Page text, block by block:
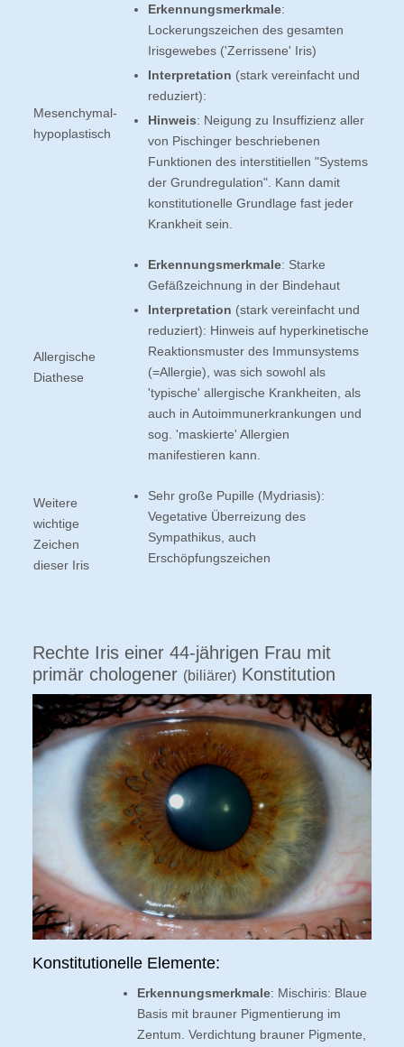
Mesenchymal-
hypoplastisch
Erkennungsmerkmale:
Lockerungszeichen des gesamten
Irisgewebes ('Zerrissene' Iris)
Interpretation (stark vereinfacht und
reduziert):
Hinweis: Neigung zu Insuffizienz aller
von Pischinger beschriebenen
Funktionen des interstitiellen "Systems
der Grundregulation". Kann damit
konstitutionelle Grundlage fast jeder
Krankheit sein.
Allergische
Diathese
Erkennungsmerkmale: Starke
Gefäßzeichnung in der Bindehaut
Interpretation (stark vereinfacht und
reduziert): Hinweis auf hyperkinetische
Reaktionsmuster des Immunsystems
(=Allergie), was sich sowohl als
'typische' allergische Krankheiten, als
auch in Autoimmunerkrankungen und
sog. 'maskierte' Allergien
manifestieren kann.
Weitere
wichtige
Zeichen
dieser Iris
Sehr große Pupille (Mydriasis):
Vegetative Überreizung des
Sympathikus, auch
Erschöpfungszeichen
Rechte Iris einer 44-jährigen Frau mit
primär chologener (biliärer) Konstitution
Konstitutionelle Elemente:
Erkennungsmerkmale: Mischiris: Blaue
Basis mit brauner Pigmentierung im
Zentum. Verdichtung brauner Pigmente,